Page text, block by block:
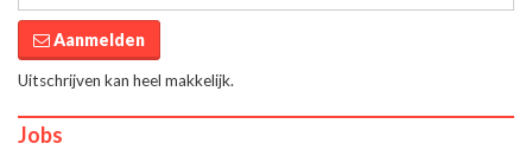
Aanmelden
Uitschrijven kan heel makkelijk.
Jobs